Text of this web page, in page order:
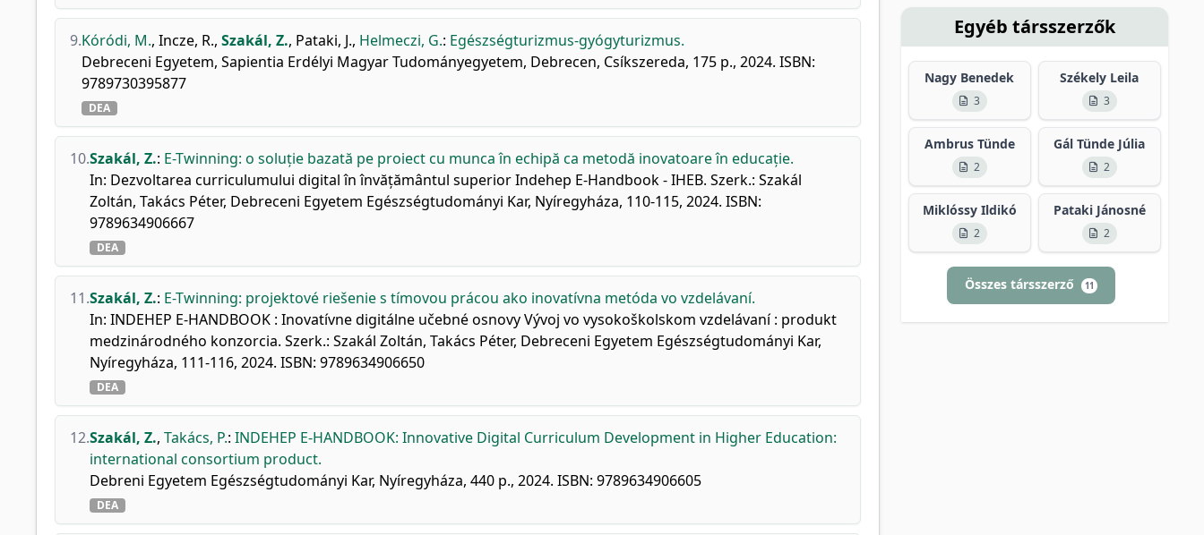
9.Kóródi, M., Incze, R., Szakál, Z., Pataki, J., Helmeczi, G.: Egészségturizmus-gyógyturizmus.
Debreceni Egyetem, Sapientia Erdélyi Magyar Tudományegyetem, Debrecen, Csíkszereda, 175 p., 2024. ISBN:
9789730395877
DEA
10.Szakál, Z.: E-Twinning: o soluție bazată pe proiect cu munca în echipă ca metodă inovatoare în educație.
In: Dezvoltarea curriculumului digital în învățământul superior Indehep E-Handbook - IHEB. Szerk.: Szakál
Zoltán, Takács Péter, Debreceni Egyetem Egészségtudományi Kar, Nyíregyháza, 110-115, 2024. ISBN:
9789634906667
DEA
11.Szakál, Z.: E-Twinning: projektové riešenie s tímovou prácou ako inovatívna metóda vo vzdelávaní.
In: INDEHEP E-HANDBOOK : Inovatívne digitálne učebné osnovy Vývoj vo vysokoškolskom vzdelávaní : produkt
medzinárodného konzorcia. Szerk.: Szakál Zoltán, Takács Péter, Debreceni Egyetem Egészségtudományi Kar,
Nyíregyháza, 111-116, 2024. ISBN: 9789634906650
DEA
12.Szakál, Z., Takács, P.: INDEHEP E-HANDBOOK: Innovative Digital Curriculum Development in Higher Education:
international consortium product.
Debreni Egyetem Egészségtudományi Kar, Nyíregyháza, 440 p., 2024. ISBN: 9789634906605
DEA
Egyéb társszerzők
Nagy Benedek
3
Székely Leila
3
Ambrus Tünde
2
Gál Tünde Júlia
2
Miklóssy Ildikó
2
Pataki Jánosné
2
Összes társszerző 11